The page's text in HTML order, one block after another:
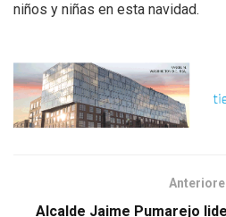
niños y niñas en esta navidad.
Alcalde Jaime Pumarejo